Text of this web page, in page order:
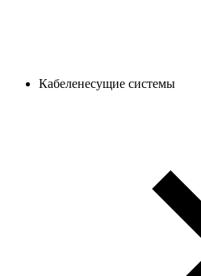
Кабеленесущие системы